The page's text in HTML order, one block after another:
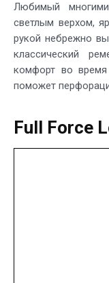
Любимый
светлым верхом,
рукой небрежно
классический
комфорт во время
поможет
Full Force